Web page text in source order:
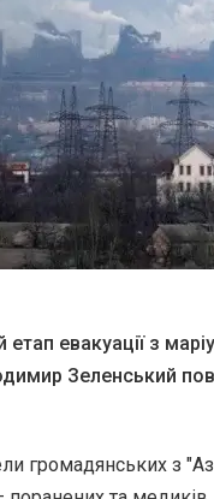
етап евакуації з
Зеленський
громадянських з